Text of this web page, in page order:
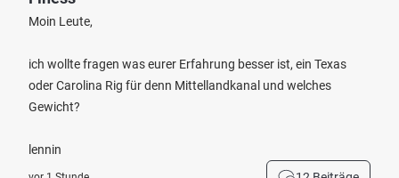
Moin Leute,
ich wollte fragen was eurer Erfahrung besser ist, ein Texas
oder Carolina Rig für denn Mittellandkanal und welches
Gewicht?
lennin